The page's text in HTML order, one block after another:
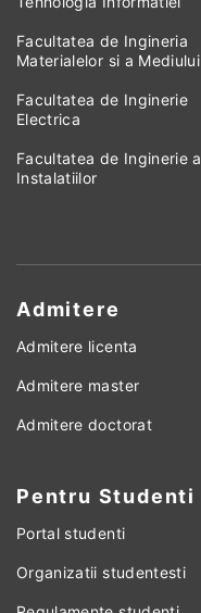
Facultatea de Ingineria
Materialelor si a Mediului
Facultatea de Inginerie
Electrica
Facultatea de Inginerie a
Instalatiilor
Admitere
Admitere licenta
Admitere master
Admitere doctorat
Pentru Studenti
Portal studenti
Organizatii studentesti